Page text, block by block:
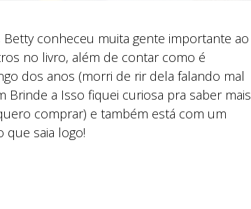
conheceu muita gente importante ao
no livro, além de contar como é
dos anos (morri de rir dela falando mal
Brinde a Isso fiquei curiosa pra saber mais
comprar) e também está com um
que saia logo!